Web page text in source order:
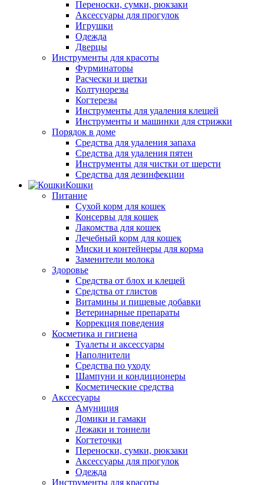
Переноски, сумки, рюкзаки
Аксессуары для прогулок
Игрушки
Одежда
Дверцы
Инструменты для красоты
Фурминаторы
Расчески и щетки
Колтунорезы
Когтерезы
Инструменты для удаления клещей
Инструменты и машинки для стрижки
Порядок в доме
Средства для удаления запаха
Средства для удаления пятен
Инструменты для чистки от шерсти
Средства для дезинфекции
Кошки
Питание
Сухой корм для кошек
Консервы для кошек
Лакомства для кошек
Лечебный корм для кошек
Миски и контейнеры для корма
Заменители молока
Здоровье
Средства от блох и клещей
Средства от глистов
Витамины и пищевые добавки
Ветеринарные препараты
Коррекция поведения
Косметика и гигиена
Туалеты и аксессуары
Наполнители
Средства по уходу
Шампуни и кондиционеры
Косметические средства
Акссесуары
Амуниция
Домики и гамаки
Лежаки и тоннели
Когтеточки
Переноски, сумки, рюкзаки
Аксессуары для прогулок
Одежда
Инструменты для красоты